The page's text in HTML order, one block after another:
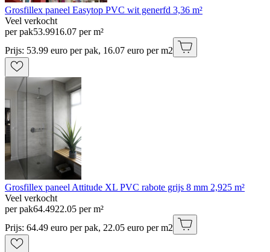
Grosfillex paneel Easytop PVC wit generfd 3,36 m²
Veel verkocht
per pak53.9916.07 per m²
Prijs: 53.99 euro per pak, 16.07 euro per m2
Grosfillex paneel Attitude XL PVC rabote grijs 8 mm 2,925 m²
Veel verkocht
per pak64.4922.05 per m²
Prijs: 64.49 euro per pak, 22.05 euro per m2